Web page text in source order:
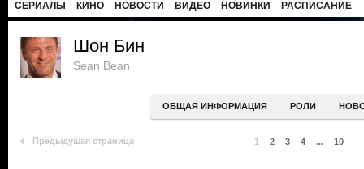
СЕРИАЛЫ КИНО НОВОСТИ ВИДЕО НОВИНКИ РАСПИСАНИЕ
Шон Бин
Sean Bean
ОБЩАЯ ИНФОРМАЦИЯ РОЛИ
Предыдущая страница 1 2 3 4 ... 10